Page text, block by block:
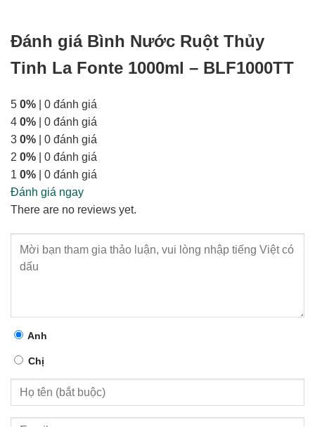
Đánh giá Bình Nước Ruột Thủy
Tinh La Fonte 1000ml – BLF1000TT
5 0% | 0 đánh giá
4 0% | 0 đánh giá
3 0% | 0 đánh giá
2 0% | 0 đánh giá
1 0% | 0 đánh giá
Đánh giá ngay
There are no reviews yet.
Anh
Chị